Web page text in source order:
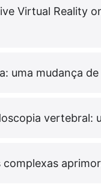
Virtual Reality
uma mudança
vertebral:
complexas